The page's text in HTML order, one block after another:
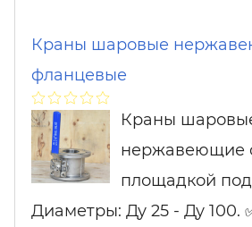
Краны шаровые
фланцевые
Краны
нержавеющие
площадкой
Диаметры: Ду 25 - Ду 100.